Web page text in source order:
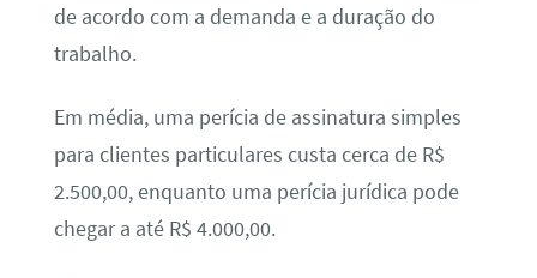
de acordo com a demanda e a duração do
trabalho.
Em média, uma perícia de assinatura simples
para clientes particulares custa cerca de R$
2.500,00, enquanto uma perícia jurídica pode
chegar a até R$ 4.000,00.